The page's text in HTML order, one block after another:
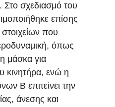
σχεδιασμό του
επίσης
που
όπως
μάσκα για
κινητήρα, ενώ η
Β επιτείνει την
άνεσης και